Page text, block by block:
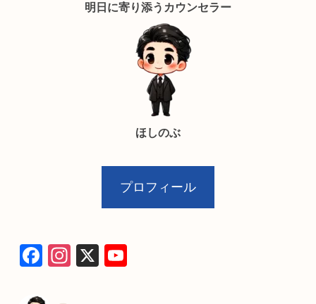
明日に寄り添うカウンセラー
ほしのぶ
プロフィール
F
In
X